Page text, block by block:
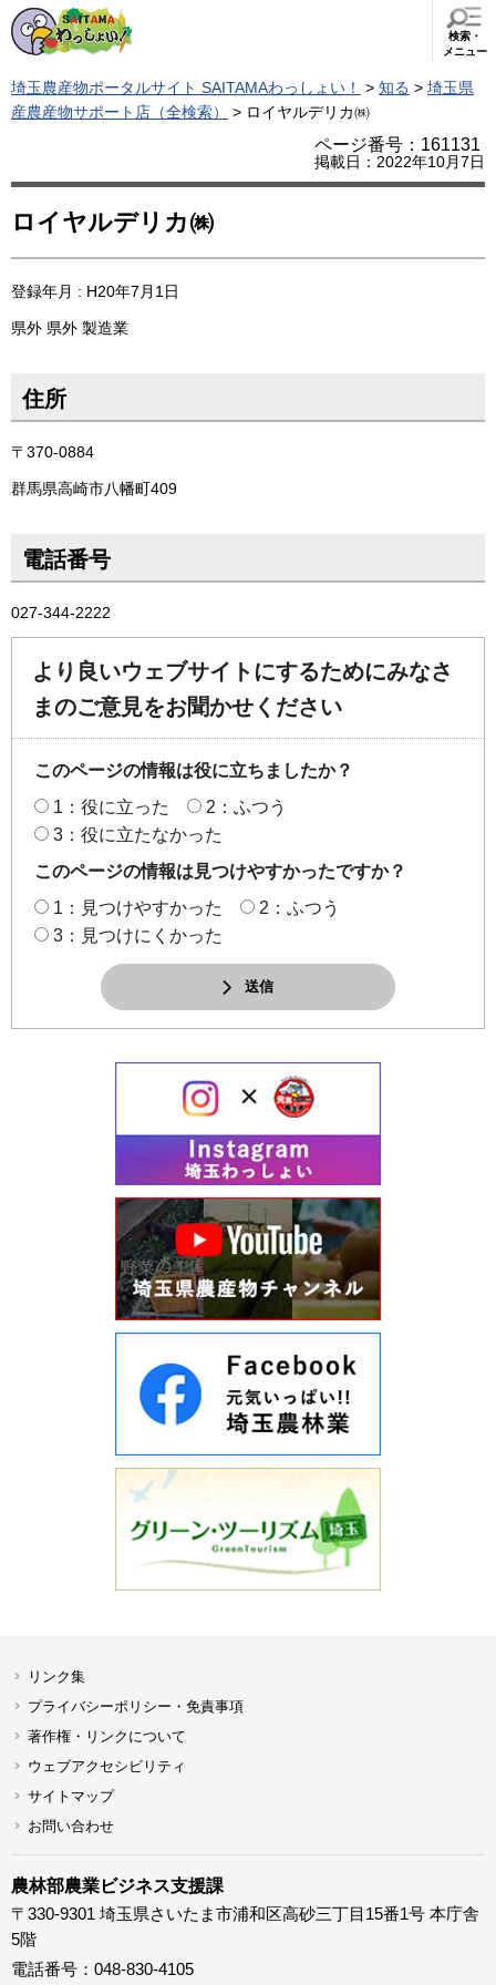
検索・
メニュー
埼玉農産物ポータルサイト SAITAMAわっしょい！ > 知る > 埼玉県
産農産物サポート店（全検索）
> ロイヤルデリカ㈱
ページ番号：161131
掲載日：2022年10月7日
ロイヤルデリカ㈱
登録年月 : H20年7月1日
県外 県外 製造業
住所
〒370-0884
群馬県高崎市八幡町409
電話番号
027-344-2222
より良いウェブサイトにするためにみなさ
まのご意見をお聞かせください
このページの情報は役に立ちましたか？
1：役に立った
2：ふつう
3：役に立たなかった
このページの情報は見つけやすかったですか？
1：見つけやすかった
2：ふつう
3：見つけにくかった
送信
リンク集
プライバシーポリシー・免責事項
著作権・リンクについて
ウェブアクセシビリティ
サイトマップ
お問い合わせ
農林部農業ビジネス支援課
〒330-9301 埼玉県さいたま市浦和区高砂三丁目15番1号 本庁舎
5階
電話番号：048-830-4105